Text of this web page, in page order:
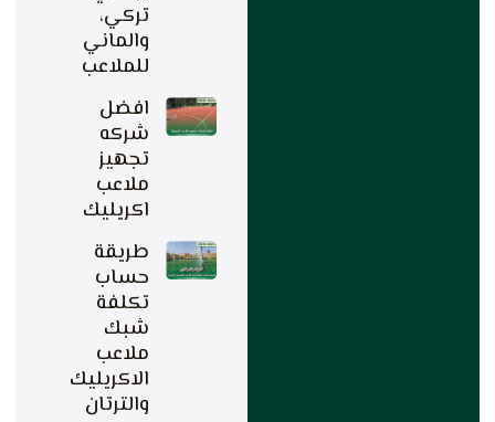
تركي،
والماني
للملاعب
افضل
شركه
تجهيز
ملاعب
اكريليك
طريقة
حساب
تكلفة
شبك
ملاعب
الاكريليك
والترتان